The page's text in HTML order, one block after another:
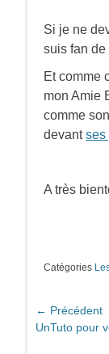
Si je ne
suis fan de
Et comme
mon Amie
comme
devantses
A très
Catégories
Navigation
de
← Précédent
Article
UnTuto pour